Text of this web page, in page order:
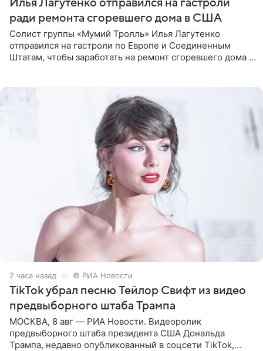
Илья Лагутенко отправился на гастроли
ради ремонта сгоревшего дома в США
Солист группы «Мумий Тролль» Илья Лагутенко
отправился на гастроли по Европе и Соединенным
Штатам, чтобы заработать на ремонт сгоревшего дома в
2 часа назад © РИА Новости
TikTok убрал песню Тейлор Свифт из видео
предвыборного штаба Трампа
МОСКВА, 8 авг — РИА Новости. Видеоролик
предвыборного штаба президента США Дональда
Трампа, недавно опубликованный в соцсети TikTok,